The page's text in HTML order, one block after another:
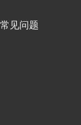
常见问题